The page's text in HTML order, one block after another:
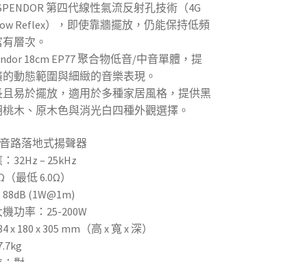
第四代線性氣流反射孔技術（4G
Reflex），即使靠牆擺放，仍能保持低頻
層次。
18cm EP77 聚合物低音/中音單體，提
動態範圍與細緻的音樂表現。
易於擺放，適用於多種家居風格，提供黑
木、原木色與消光白四種外觀選擇。
路落地式揚聲器
32Hz – 25kHz
最低 6.0Ω）
(1W@1m)
功率：25-200W
x 180 x 305 mm（高 x 寬 x 深）